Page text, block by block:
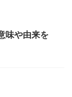
味や由来を